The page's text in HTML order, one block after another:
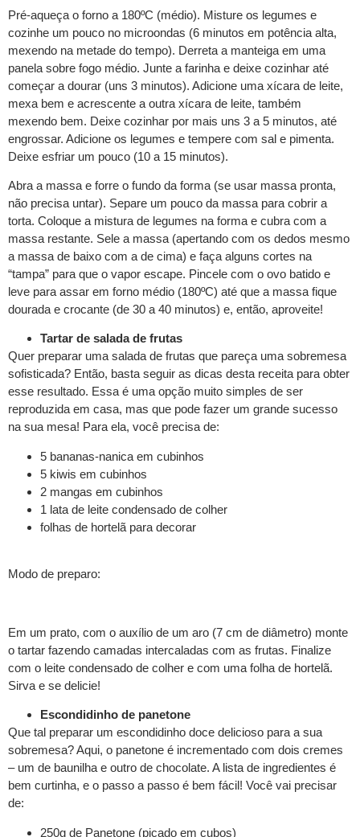
Pré-aqueça o forno a 180ºC (médio). Misture os legumes e
cozinhe um pouco no microondas (6 minutos em potência alta,
mexendo na metade do tempo). Derreta a manteiga em uma
panela sobre fogo médio. Junte a farinha e deixe cozinhar até
começar a dourar (uns 3 minutos). Adicione uma xícara de leite,
mexa bem e acrescente a outra xícara de leite, também
mexendo bem. Deixe cozinhar por mais uns 3 a 5 minutos, até
engrossar. Adicione os legumes e tempere com sal e pimenta.
Deixe esfriar um pouco (10 a 15 minutos).
Abra a massa e forre o fundo da forma (se usar massa pronta,
não precisa untar). Separe um pouco da massa para cobrir a
torta. Coloque a mistura de legumes na forma e cubra com a
massa restante. Sele a massa (apertando com os dedos mesmo
a massa de baixo com a de cima) e faça alguns cortes na
“tampa” para que o vapor escape. Pincele com o ovo batido e
leve para assar em forno médio (180ºC) até que a massa fique
dourada e crocante (de 30 a 40 minutos) e, então, aproveite!
Tartar de salada de frutas
Quer preparar uma salada de frutas que pareça uma sobremesa
sofisticada? Então, basta seguir as dicas desta receita para obter
esse resultado. Essa é uma opção muito simples de ser
reproduzida em casa, mas que pode fazer um grande sucesso
na sua mesa! Para ela, você precisa de:
5 bananas-nanica em cubinhos
5 kiwis em cubinhos
2 mangas em cubinhos
1 lata de leite condensado de colher
folhas de hortelã para decorar
Modo de preparo:
Em um prato, com o auxílio de um aro (7 cm de diâmetro) monte
o tartar fazendo camadas intercaladas com as frutas. Finalize
com o leite condensado de colher e com uma folha de hortelã.
Sirva e se delicie!
Escondidinho de panetone
Que tal preparar um escondidinho doce delicioso para a sua
sobremesa? Aqui, o panetone é incrementado com dois cremes
– um de baunilha e outro de chocolate. A lista de ingredientes é
bem curtinha, e o passo a passo é bem fácil! Você vai precisar
de:
250g de Panetone (picado em cubos)